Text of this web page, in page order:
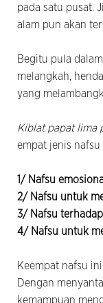
pada satu pusat.
alam pun akan
Begitu pula
melangkah,
yang
Kiblat papat lima
empat jenis nafsu
1/ Nafsu
2/ Nafsu untuk
3/ Nafsu
4/ Nafsu untuk
Keempat nafsu
Dengan
kemampuan